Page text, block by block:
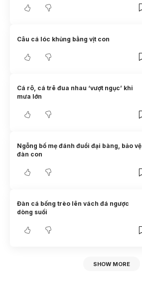
Câu cá lóc khủng bằng vịt con
Cá rô, cá trê đua nhau ‘vượt ngục’ khi
mưa lớn
Ngỗng bố mẹ đánh đuổi đại bàng, bảo vệ
đàn con
Đàn cá bống trèo lên vách đá ngược
dòng suối
SHOW MORE